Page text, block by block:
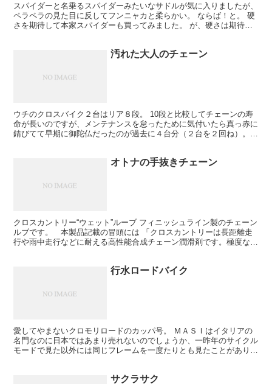
スパイダーと名乗るスパイダーみたいなサドルが気に入りましたが、
ペラペラの見た目に反してフンニャカと柔らかい。 ならば！と。 硬
さを期待して本家スパイダーも買ってみました。 が、硬さは期待を
汚れた大人のチェーン
ウチのクロスバイク２台はリア８段。 10段と比較してチェーンの寿
命が長いのですが、メンテナンスを怠ったために気付いたら真っ赤に
錆びてて早期に御陀仏だったのが過去に４台分（２台を２回ね）。
オトナの手抜きチェーン
クロスカントリー“ウェット”ルーブ フィニッシュライン製のチェーン
ルブです。 本製品記載の冒頭には 「クロスカントリーは長距離走
行や雨中走行などに耐える高性能合成チェーン潤滑剤です。極度な圧
行水ロードバイク
愛してやまないクロモリロードのカッパ号。 ＭＡＳＩはイタリアの
名門なのに日本ではあまり売れないのでしょうか、一昨年のサイクル
モードで見た以外には同じフレームを一度たりとも見たことがありま
サクラサク